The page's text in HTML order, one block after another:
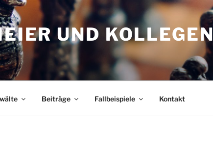
UND KOLLEGEN
Beiträge Fallbeispiele Kontakt